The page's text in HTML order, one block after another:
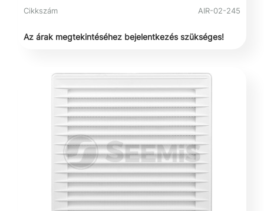
Cikkszám AIR-02-245
Az árak megtekintéséhez bejelentkezés szükséges!